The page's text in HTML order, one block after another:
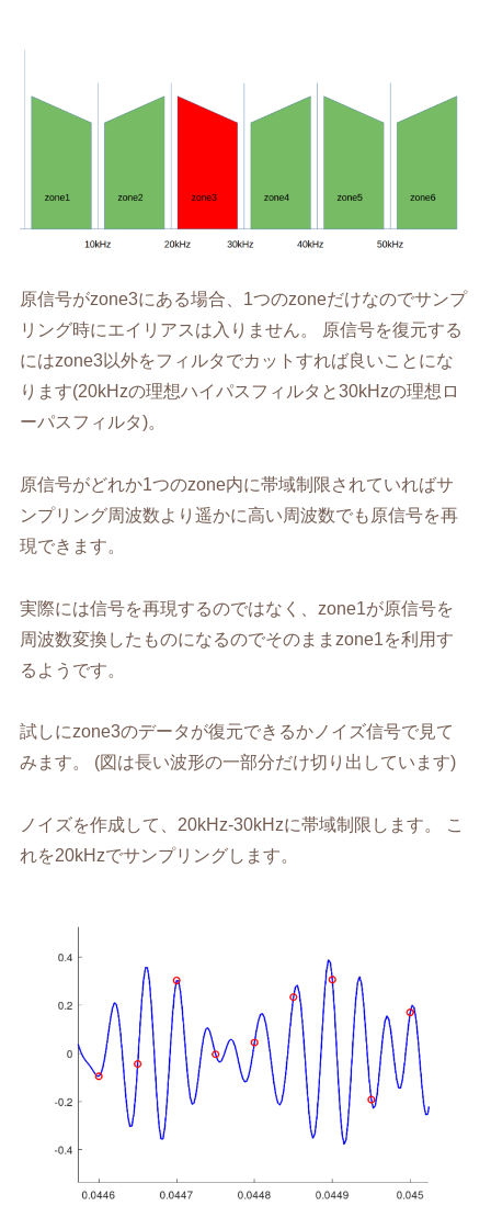
原信号がzone3にある場合、1つのzoneだけなのでサンプ
リング時にエイリアスは入りません。 原信号を復元する
にはzone3以外をフィルタでカットすれば良いことにな
ります(20kHzの理想ハイパスフィルタと30kHzの理想ロ
ーパスフィルタ)。
原信号がどれか1つのzone内に帯域制限されていればサ
ンプリング周波数より遥かに高い周波数でも原信号を再
現できます。
実際には信号を再現するのではなく、zone1が原信号を
周波数変換したものになるのでそのままzone1を利用す
るようです。
試しにzone3のデータが復元できるかノイズ信号で見て
みます。 (図は長い波形の一部分だけ切り出しています)
ノイズを作成して、20kHz-30kHzに帯域制限します。 こ
れを20kHzでサンプリングします。